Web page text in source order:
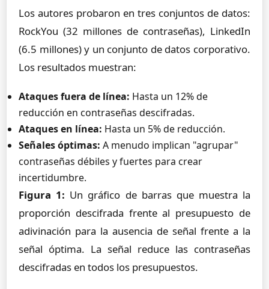
Los autores probaron en tres conjuntos de datos:
RockYou (32 millones de contraseñas), LinkedIn
(6.5 millones) y un conjunto de datos corporativo.
Los resultados muestran:
Ataques fuera de línea: Hasta un 12% de
reducción en contraseñas descifradas.
Ataques en línea: Hasta un 5% de reducción.
Señales óptimas: A menudo implican "agrupar"
contraseñas débiles y fuertes para crear
incertidumbre.
Figura 1: Un gráfico de barras que muestra la
proporción descifrada frente al presupuesto de
adivinación para la ausencia de señal frente a la
señal óptima. La señal reduce las contraseñas
descifradas en todos los presupuestos.